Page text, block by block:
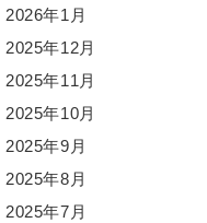
2026年1月
2025年12月
2025年11月
2025年10月
2025年9月
2025年8月
2025年7月